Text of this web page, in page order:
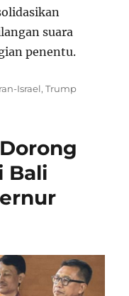
suara
penentu.
Israel,Trump
Bali